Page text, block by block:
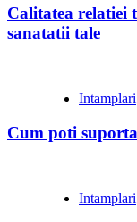
Calitatea relatiei
sanatatii tale
Intamplari
Cum poti
Intamplari